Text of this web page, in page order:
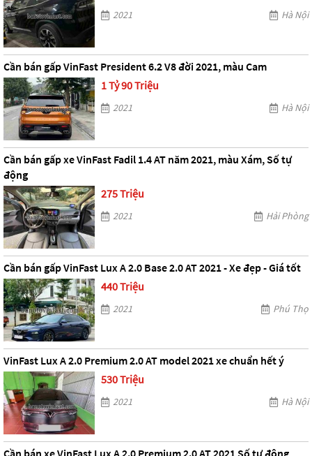
2021 Hà Nội
Cần bán gấp VinFast President 6.2 V8 đời 2021, màu Cam
1 Tỷ 90 Triệu
2021 Hà Nội
Cần bán gấp xe VinFast Fadil 1.4 AT năm 2021, màu Xám, Số tự
động
275 Triệu
2021 Hải Phòng
Cần bán gấp VinFast Lux A 2.0 Base 2.0 AT 2021 - Xe đẹp - Giá tốt
440 Triệu
2021 Phú Thọ
VinFast Lux A 2.0 Premium 2.0 AT model 2021 xe chuẩn hết ý
530 Triệu
2021 Hà Nội
Cần bán xe VinFast Lux A 2.0 Premium 2.0 AT 2021 Số tự động